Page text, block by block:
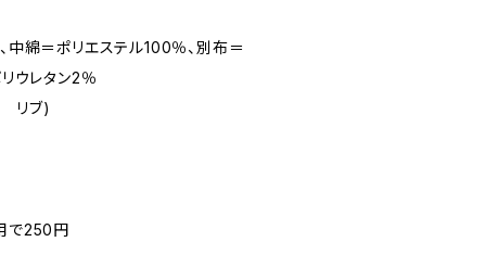
中綿＝ポリエステル100％、別布＝
ウレタン2％
リブ)
で250円